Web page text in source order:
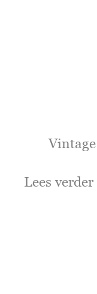
Lees verder